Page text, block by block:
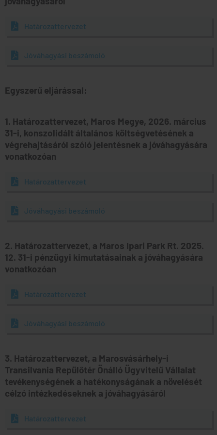
Határozattervezet
Jóváhagyási beszámoló
Egyszerű eljárással:
1. Határozattervezet, Maros Megye, 2026. március
31-i, konszolidált általános költségvetésének a
végrehajtásáról szóló jelentésnek a jóváhagyására
vonatkozóan
Határozattervezet
Jóváhagyási beszámoló
2. Határozattervezet, a Maros Ipari Park Rt. 2025.
12. 31-i pénzügyi kimutatásainak a jóváhagyására
vonatkozóan
Határozattervezet
Jóváhagyási beszámoló
3. Határozattervezet, a Marosvásárhely-i
Transilvania Repülőtér Önálló Ügyvitelű Vállalat
tevékenységének a hatékonyságának a növelését
célzó intézkedéseknek a jóváhagyásáról
Határozattervezet